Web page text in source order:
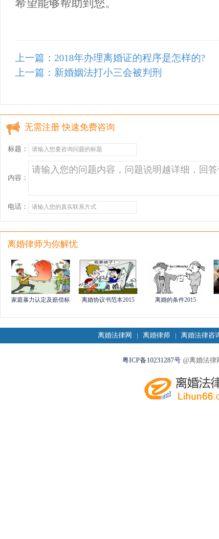
希望能够帮助到您。
上一篇：2018年办理离婚证的程序是怎样的?
上一篇：新婚姻法打小三会被判刑
无需注册 快速免费咨询
标题：
内容：
电话：
离婚律师为你解忧
家庭暴力认定及赔偿标
离婚协议书范本2015 离婚的条件2015
离婚法律网 | 离婚律师 | 离婚法律咨
粤ICP备10231287号@离婚法律